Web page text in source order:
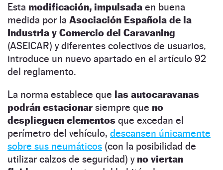
Esta modificación, impulsada en buena
medida por la Asociación Española de la
Industria y Comercio del Caravaning
(ASEICAR) y diferentes colectivos de usuarios,
introduce un nuevo apartado en el artículo 92
del reglamento.
La norma establece que las autocaravanas
podrán estacionarsiempre que no
desplieguen elementos que excedan el
perímetro del vehículo, descansen únicamente
sobre sus neumáticos (con la posibilidad de
utilizar calzos de seguridad) y no viertan